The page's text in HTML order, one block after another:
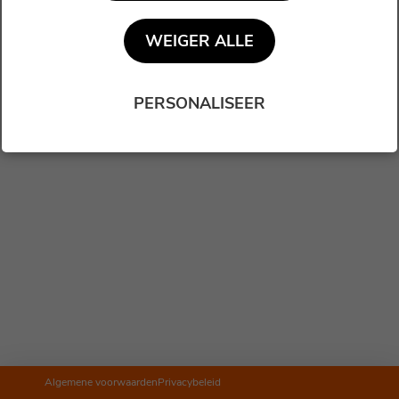
VOLGENDE
Algemene voorwaardenPrivacybeleid
WEIGER ALLE
PERSONALISEER